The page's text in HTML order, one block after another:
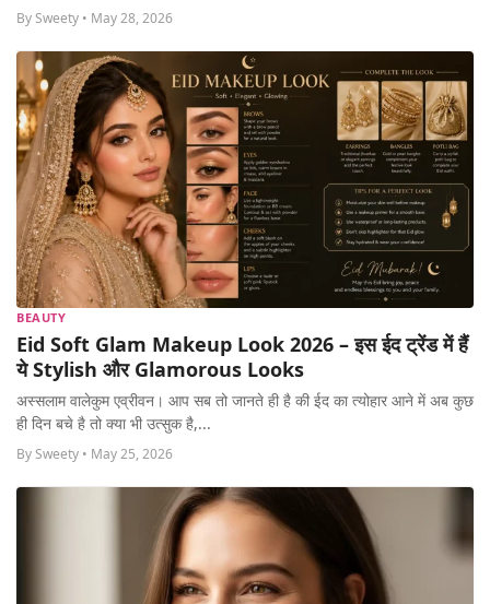
By Sweety • May 28, 2026
BEAUTY
Eid Soft Glam Makeup Look 2026 – इस ईद ट्रेंड में हैं
ये Stylish और Glamorous Looks
अस्सलाम वालेकुम एव्रीवन। आप सब तो जानते ही है की ईद का त्योहार आने में अब कुछ
ही दिन बचे है तो क्या भी उत्सुक है,...
By Sweety • May 25, 2026